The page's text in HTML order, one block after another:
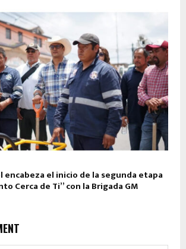
el inicio de la segunda etapa
Cerca de Ti” con la Brigada GM